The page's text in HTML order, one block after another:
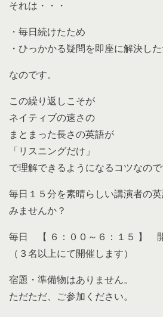
それは・・・
・毎日続けたため
・ひっかかる疑問を即座に解決し
なのです。
この繰り返しこそが
ネイティブの速さの
まとまった長さの英語が
「リスニングだけ」
で理解できるようになるコツなので
毎日１５分を素晴らしい講演者の
みませんか？
毎日 【 ６：００～６：１５ 】 開
（３名以上にて開催します）
宿題・準備物はありません。
ただただ、ご参加ください。